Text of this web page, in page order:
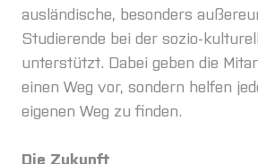
ausländische, besonders
Studierende bei der sozio-
unterstützt. Dabei geben die
einen Weg vor, sondern helfen
eigenen Weg zu finden.
Die Zukunft